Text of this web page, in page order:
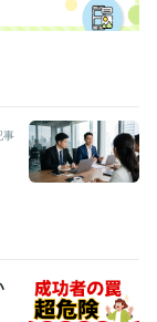
事